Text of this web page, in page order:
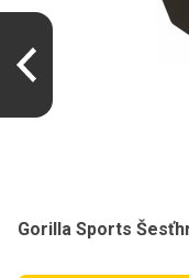
Gorilla Sports